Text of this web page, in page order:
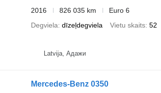
2016
826 035 km
Euro 6
Degviela dīzeļdegviela Vietu skaits 52
Latvija, Адажи
Mercedes-Benz 0350